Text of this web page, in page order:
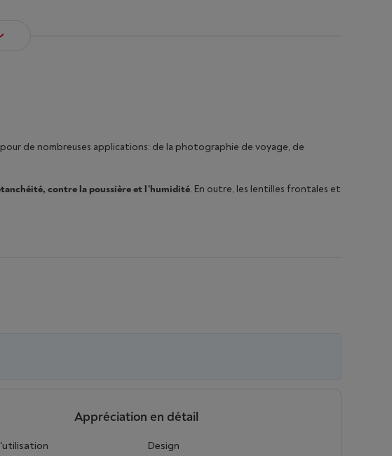
de nombreuses applications: de la photographie de voyage, de
contre la poussière et l’humidité. En outre, les lentilles frontales et
Appréciation en détail
Design